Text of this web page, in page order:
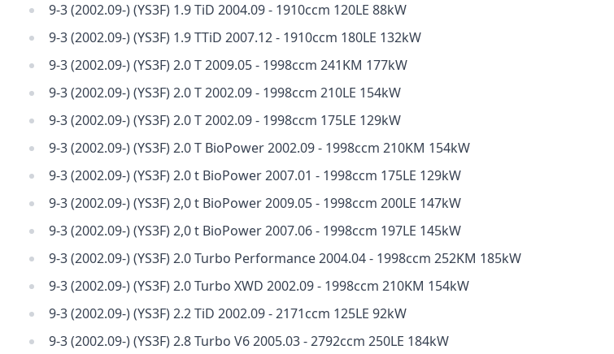
9-3 (2002.09-) (YS3F) 1.9 TiD 2004.09 - 1910ccm 120LE 88kW
9-3 (2002.09-) (YS3F) 1.9 TTiD 2007.12 - 1910ccm 180LE 132kW
9-3 (2002.09-) (YS3F) 2.0 T 2009.05 - 1998ccm 241KM 177kW
9-3 (2002.09-) (YS3F) 2.0 T 2002.09 - 1998ccm 210LE 154kW
9-3 (2002.09-) (YS3F) 2.0 T 2002.09 - 1998ccm 175LE 129kW
9-3 (2002.09-) (YS3F) 2.0 T BioPower 2002.09 - 1998ccm 210KM 154kW
9-3 (2002.09-) (YS3F) 2.0 t BioPower 2007.01 - 1998ccm 175LE 129kW
9-3 (2002.09-) (YS3F) 2,0 t BioPower 2009.05 - 1998ccm 200LE 147kW
9-3 (2002.09-) (YS3F) 2,0 t BioPower 2007.06 - 1998ccm 197LE 145kW
9-3 (2002.09-) (YS3F) 2.0 Turbo Performance 2004.04 - 1998ccm 252KM 185kW
9-3 (2002.09-) (YS3F) 2.0 Turbo XWD 2002.09 - 1998ccm 210KM 154kW
9-3 (2002.09-) (YS3F) 2.2 TiD 2002.09 - 2171ccm 125LE 92kW
9-3 (2002.09-) (YS3F) 2.8 Turbo V6 2005.03 - 2792ccm 250LE 184kW